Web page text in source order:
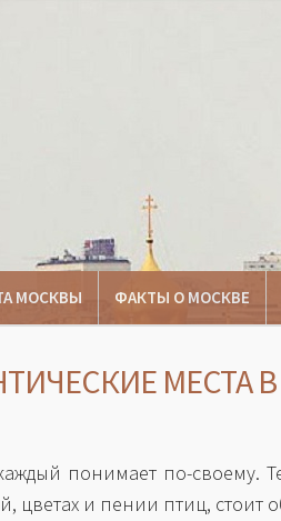
МОСКВЫ ФАКТЫ О МОСКВЕ
МЕСТА
понимает по-своему.
цветах и пении птиц, стоит